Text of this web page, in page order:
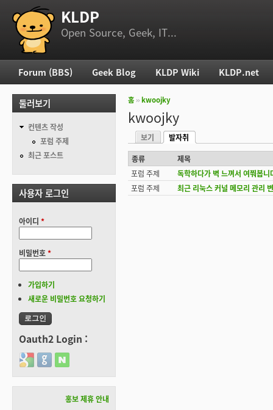
부 메뉴 KLDP
Open Source, Geek, IT...
현재 위치
홈 ››kwoojky
kwoojky
기본탭
보기
발자취
(활성탭)
종류
제목
포럼 주제
독학하다가 벽 느껴서 여쭤봅
포럼 주제
최근 리눅스 커널 메모리 관리
주 메뉴
Forum (BBS) Geek Blog KLDP Wiki KLDP.net
둘러보기
컨텐츠 작성
포럼 주제
최근 포스트
사용자 로그인
아이디 *
비밀번호*
가입하기
새로운 비밀번호 요청하기
Oauth2 Login :
Login with Google
Login with GitHub
Login with Naver
홍보 제휴 안내